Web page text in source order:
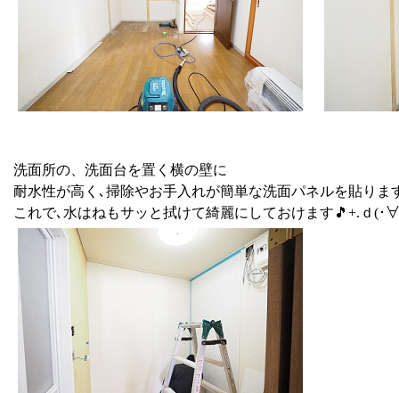
洗面所の、洗面台を置く横の壁に
耐水性が高く､掃除やお手入れが簡単な洗面パネルを貼りま
これで､水はねもサッと拭けて綺麗にしておけます🎵+.ｄ(･